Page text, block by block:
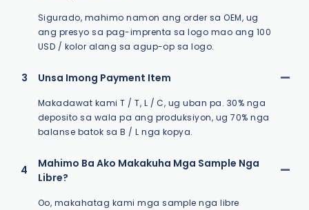
Sigurado, mahimo namon ang order sa OEM, ug
ang presyo sa pag-imprenta sa logo mao ang 100
USD / kolor alang sa agup-op sa logo.
3 Unsa Imong Payment Item
Makadawat kami T / T, L / C, ug uban pa. 30% nga
deposito sa wala pa ang produksiyon, ug 70% nga
balanse batok sa B / L nga kopya.
4
Mahimo Ba Ako Makakuha Mga Sample Nga
Libre?
Oo, makahatag kami mga sample nga libre